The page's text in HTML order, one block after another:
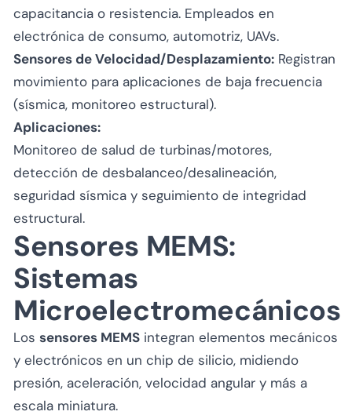
capacitancia o resistencia. Empleados en
electrónica de consumo, automotriz, UAVs.
Sensores de Velocidad/Desplazamiento: Registran
movimiento para aplicaciones de baja frecuencia
(sísmica, monitoreo estructural).
Aplicaciones:
Monitoreo de salud de turbinas/motores,
detección de desbalanceo/desalineación,
seguridad sísmica y seguimiento de integridad
estructural.
Sensores MEMS:
Sistemas
Microelectromecánicos
Los sensores MEMS integran elementos mecánicos
y electrónicos en un chip de silicio, midiendo
presión, aceleración, velocidad angular y más a
escala miniatura.